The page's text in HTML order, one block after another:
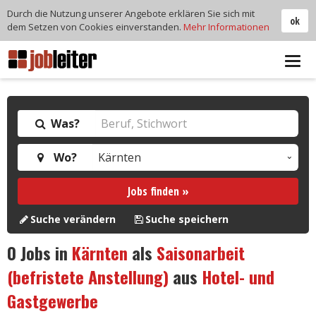
Was?
Wo?
Jobs finden »
Suche verändern Suche speichern
0Jobs in Kärnten als Saisonarbeit
(befristete Anstellung) aus Hotel- und
Gastgewerbe
ok
Durch die Nutzung unserer Angebote erklären Sie sich mit
dem Setzen von Cookies einverstanden. Mehr Informationen